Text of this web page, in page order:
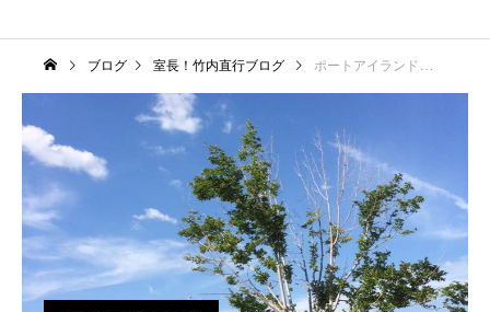
ブログ 室長！竹内直行ブログ ポートアイランドキャンパスにて